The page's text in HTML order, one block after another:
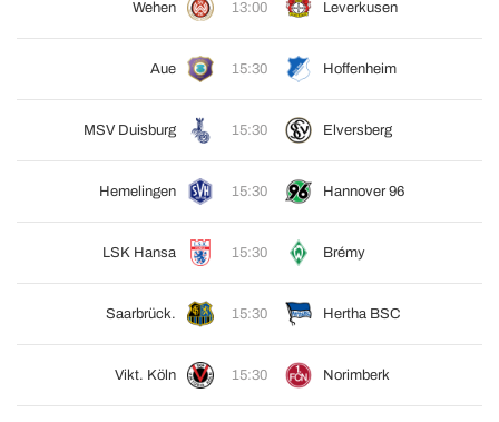
Wehen 13:00 Leverkusen
Aue 15:30 Hoffenheim
MSV Duisburg 15:30 Elversberg
Hemelingen 15:30 Hannover 96
LSK Hansa 15:30 Brémy
Saarbrück. 15:30 Hertha BSC
Vikt. Köln 15:30 Norimberk